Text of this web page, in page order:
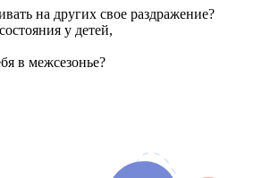
на других свое раздражение?
у детей,
в межсезонье?